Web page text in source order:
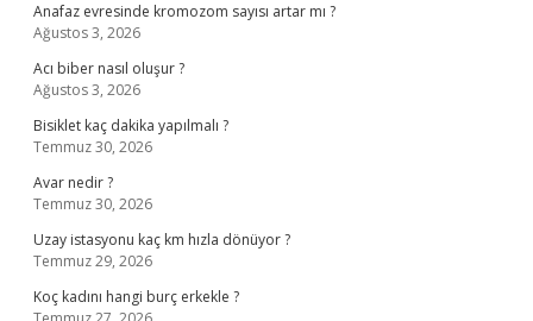
Anafaz evresinde kromozom sayısı artar mı ?
Ağustos 3, 2026
Acı biber nasıl oluşur ?
Ağustos 3, 2026
Bisiklet kaç dakika yapılmalı ?
Temmuz 30, 2026
Avar nedir ?
Temmuz 30, 2026
Uzay istasyonu kaç km hızla dönüyor ?
Temmuz 29, 2026
Koç kadını hangi burç erkekle ?